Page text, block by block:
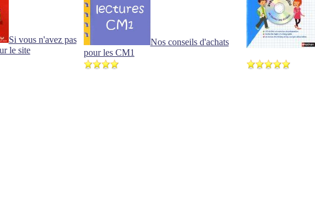
Si vous n'avez pas
le site
Nos conseils d'achats
pour les CM1